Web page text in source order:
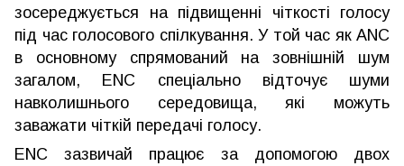
зосереджується на підвищенні чіткості голосу
під час голосового спілкування. У той час як ANC
в основному спрямований на зовнішній шум
загалом, ENC спеціально відточує шуми
навколишнього середовища, які можуть
заважати чіткій передачі голосу.
ENC зазвичай працює за допомогою двох